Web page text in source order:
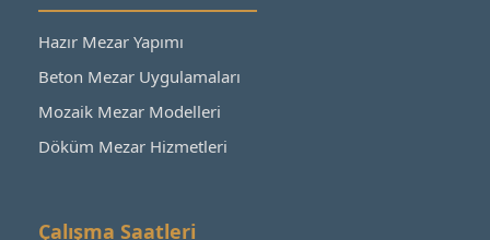
Hazır Mezar Yapımı
Beton Mezar Uygulamaları
Mozaik Mezar Modelleri
Döküm Mezar Hizmetleri
Çalışma Saatleri